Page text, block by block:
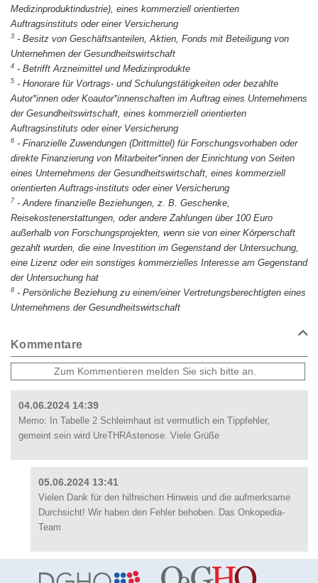
Medizinproduktindustrie), eines kommerziell orientierten
Auftragsinstituts oder einer Versicherung
3 - Besitz von Geschäftsanteilen, Aktien, Fonds mit Beteiligung von
Unternehmen der Gesundheitswirtschaft
4 - Betrifft Arzneimittel und Medizinprodukte
5 - Honorare für Vortrags- und Schulungstätigkeiten oder bezahlte
Autor*innen oder Koautor*innenschaften im Auftrag eines Unternehmens
der Gesundheitswirtschaft, eines kommerziell orientierten
Auftragsinstituts oder einer Versicherung
6 - Finanzielle Zuwendungen (Drittmittel) für Forschungsvorhaben oder
direkte Finanzierung von Mitarbeiter*innen der Einrichtung von Seiten
eines Unternehmens der Gesundheitswirtschaft, eines kommerziell
orientierten Auftrags-instituts oder einer Versicherung
7 - Andere finanzielle Beziehungen, z. B. Geschenke,
Reisekostenerstattungen, oder andere Zahlungen über 100 Euro
außerhalb von Forschungsprojekten, wenn sie von einer Körperschaft
gezahlt wurden, die eine Investition im Gegenstand der Untersuchung,
eine Lizenz oder ein sonstiges kommerzielles Interesse am Gegenstand
der Untersuchung hat
8 - Persönliche Beziehung zu einem/einer Vertretungsberechtigten eines
Unternehmens der Gesundheitswirtschaft
Kommentare
04.06.2024 14:39
Memo: In Tabelle 2 Schleimhaut ist vermutlich ein Tippfehler,
gemeint sein wird UreTHRAstenose. Viele Grüße
05.06.2024 13:41
Vielen Dank für den hilfreichen Hinweis und die aufmerksame
Durchsicht! Wir haben den Fehler behoben. Das Onkopedia-
Team